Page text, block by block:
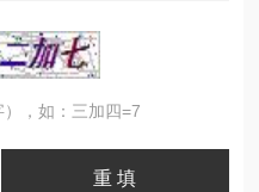
，如：三加四=7